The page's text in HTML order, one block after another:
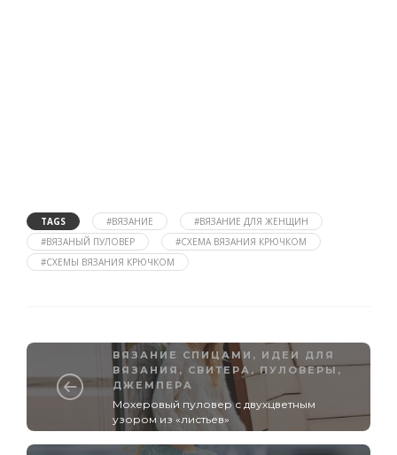
TAGS #ВЯЗАНИЕ
#ВЯЗАНИЕ ДЛЯ ЖЕНЩИН
#ВЯЗАНЫЙ ПУЛОВЕР
#СХЕМА ВЯЗАНИЯ КРЮЧКОМ
#СХЕМЫ ВЯЗАНИЯ КРЮЧКОМ
ВЯЗАНИЕ СПИЦАМИ , ИДЕИ ДЛЯ
ВЯЗАНИЯ , СВИТЕРА, ПУЛОВЕРЫ,
ДЖЕМПЕРА
Мохеровый пуловер с двухцветным
узором из «листьев»